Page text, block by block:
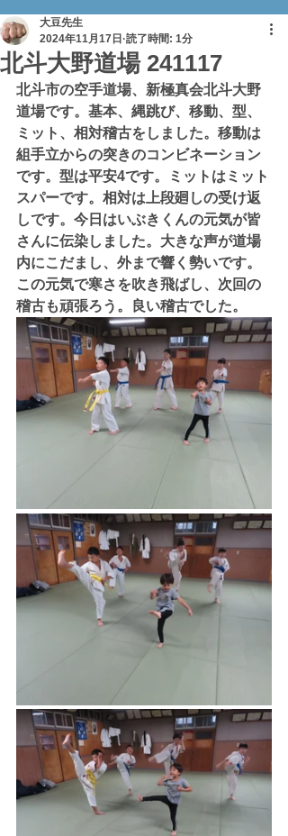
北斗大野道場 241117
大豆先生
2024年11月17日 読了時間: 1分
北斗市の空手道場、新極真会北斗大野
道場です。基本、縄跳び、移動、型、
ミット、相対稽古をしました。移動は
組手立からの突きのコンビネーション
です。型は平安4です。ミットはミット
スパーです。相対は上段廻しの受け返
しです。今日はいぶきくんの元気が皆
さんに伝染しました。大きな声が道場
内にこだまし、外まで響く勢いです。
この元気で寒さを吹き飛ばし、次回の
稽古も頑張ろう。良い稽古でした。